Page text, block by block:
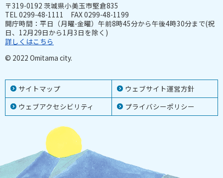
サイトマップ
ウェブサイト運営方針
ウェブアクセシビリティ
プライバシーポリシー
〒319-0192 茨城県小美玉市堅倉835
TEL 0299-48-1111 FAX 0299-48-1199
開庁時間：平日（月曜-金曜）午前8時45分から午後4時30分まで(祝
日、12月29日から1月3日を除く)
詳しくはこちら
© 2022 Omitama city.